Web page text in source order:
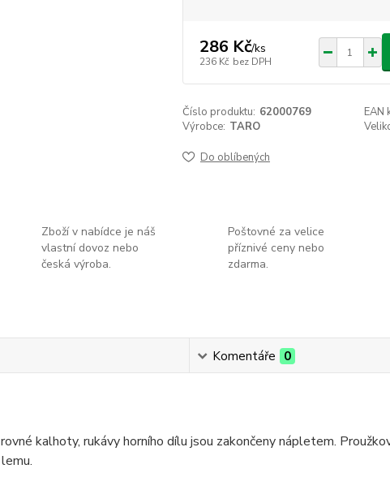
286 Kč/ks
236 Kč bez DPH
Číslo produktu: 62000769 EAN
Výrobce: TARO
Do oblíbených
Zboží v nabídce je náš
vlastní dovoz nebo
česká výroba.
Poštovné za velice
příznivé ceny nebo
zdarma.
Komentáře 0
kalhoty, rukávy horního dílu jsou zakončeny nápletem.